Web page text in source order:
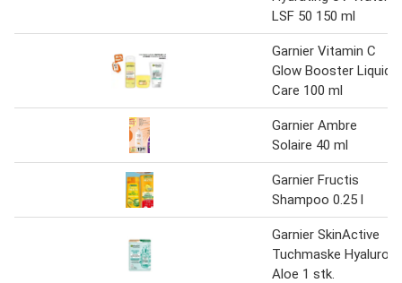
LSF 50 150 ml
Garnier Vitamin C
Glow Booster Liquid
Care 100 ml
Garnier Ambre
Solaire 40 ml
Garnier Fructis
Shampoo 0.25 l
Garnier SkinActive
Tuchmaske Hyaluron
Aloe 1 stk.